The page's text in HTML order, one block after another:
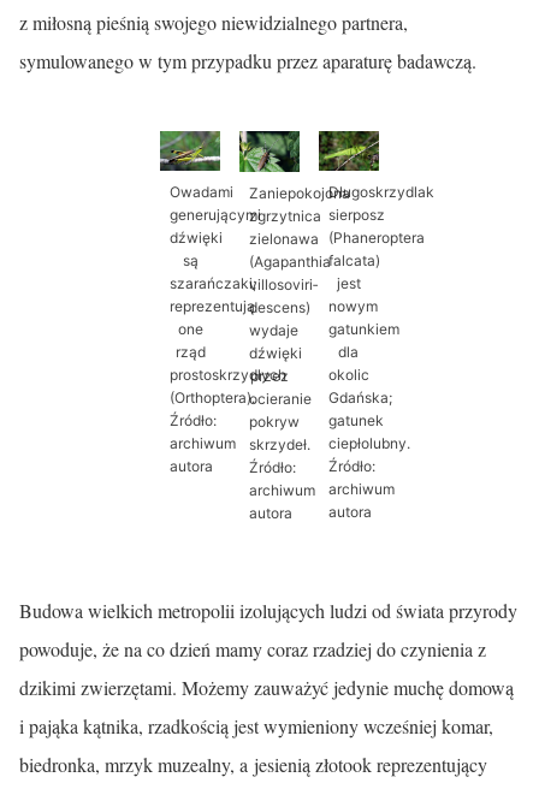
z miłosną pieśnią swojego niewidzialnego partnera,
symulowanego w tym przypadku przez aparaturę badawczą.
Owadami
generującymi
dźwięki
są
szarańczaki;
reprezentują
one
rząd
prostoskrzydłych
(Orthoptera).
Źródło:
archiwum
autora
Zaniepokojona
zgrzytnica
zielonawa
(Agapanthia
villosoviri­
descens)
wydaje
dźwięki
przez
ocieranie
pokryw
skrzydeł.
Źródło:
archiwum
autora
Długoskrzydlak
sierposz
(Phaneroptera
falcata)
jest
nowym
gatunkiem
dla
okolic
Gdańska;
gatunek
ciepłolubny.
Źródło:
archiwum
autora
Budowa wielkich metropolii izolujących ludzi od świata przyrody
powoduje, że na co dzień mamy coraz rzadziej do czynienia z
dzikimi zwierzętami. Możemy zauważyć jedynie muchę domową
i pająka kątnika, rzadkością jest wymieniony wcześniej komar,
biedronka, mrzyk muzealny, a jesienią złotook reprezentujący